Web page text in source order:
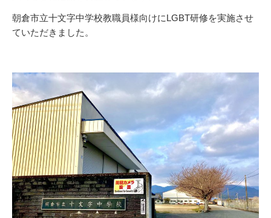
朝倉市立十文字中学校教職員様向けにLGBT研修を実施させ
ていただきました。